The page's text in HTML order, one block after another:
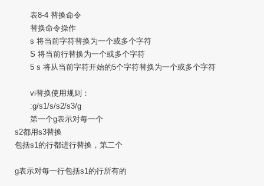
表8-4 替换命令
替换命令操作
s 将当前字符替换为一个或多个字符
S 将当前行替换为一个或多个字符
5 s 将从当前字符开始的5个字符替换为一个或多个字符
vi替换使用规则：
:g/s1/s/s2/s3/g
第一个g表示对每一个
s2都用s3替换
包括s1的行都进行替换，第二个
g表示对每一行包括s1的行所有的